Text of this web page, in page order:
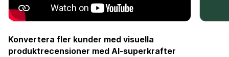
Konvertera fler kunder med visuella
produktrecensioner med AI-superkrafter